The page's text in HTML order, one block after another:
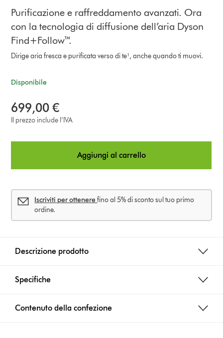
Purificazione e raffreddamento avanzati. Ora
con la tecnologia di diffusione dell’aria Dyson
Find+Follow™.
Dirige aria fresca e purificata verso di te¹, anche quando ti muovi.
Disponibile
699,00 €
Il prezzo include l’IVA
Aggiungi al carrello
Iscriviti per ottenerefino al 5% di sconto sul tuo primo
ordine.
Descrizione prodotto
Specifiche
Contenuto della confezione